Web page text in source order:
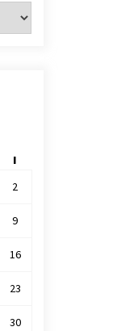
I
2
9
16
23
30